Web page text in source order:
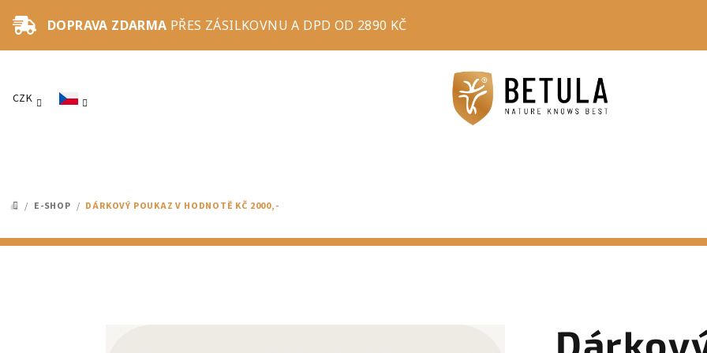
na
obsah
DOPRAVA ZDARMA PŘES ZÁSILKOVNU A DPD OD 2890 KČ
CZK
DOMŮ
/ E-SHOP / DÁRKOVÝ POUKAZ V HODNOTĚ KČ 2000,-